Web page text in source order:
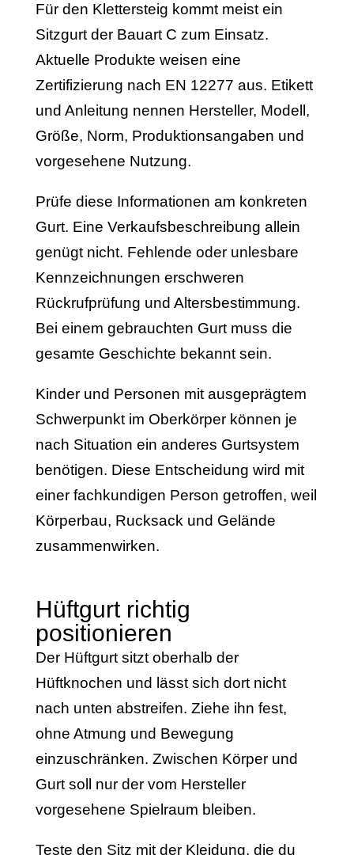
Für den Klettersteig kommt meist ein
Sitzgurt der Bauart C zum Einsatz.
Aktuelle Produkte weisen eine
Zertifizierung nach EN 12277 aus. Etikett
und Anleitung nennen Hersteller, Modell,
Größe, Norm, Produktionsangaben und
vorgesehene Nutzung.
Prüfe diese Informationen am konkreten
Gurt. Eine Verkaufsbeschreibung allein
genügt nicht. Fehlende oder unlesbare
Kennzeichnungen erschweren
Rückrufprüfung und Altersbestimmung.
Bei einem gebrauchten Gurt muss die
gesamte Geschichte bekannt sein.
Kinder und Personen mit ausgeprägtem
Schwerpunkt im Oberkörper können je
nach Situation ein anderes Gurtsystem
benötigen. Diese Entscheidung wird mit
einer fachkundigen Person getroffen, weil
Körperbau, Rucksack und Gelände
zusammenwirken.
Hüftgurt richtig
positionieren
Der Hüftgurt sitzt oberhalb der
Hüftknochen und lässt sich dort nicht
nach unten abstreifen. Ziehe ihn fest,
ohne Atmung und Bewegung
einzuschränken. Zwischen Körper und
Gurt soll nur der vom Hersteller
vorgesehene Spielraum bleiben.
Teste den Sitz mit der Kleidung, die du